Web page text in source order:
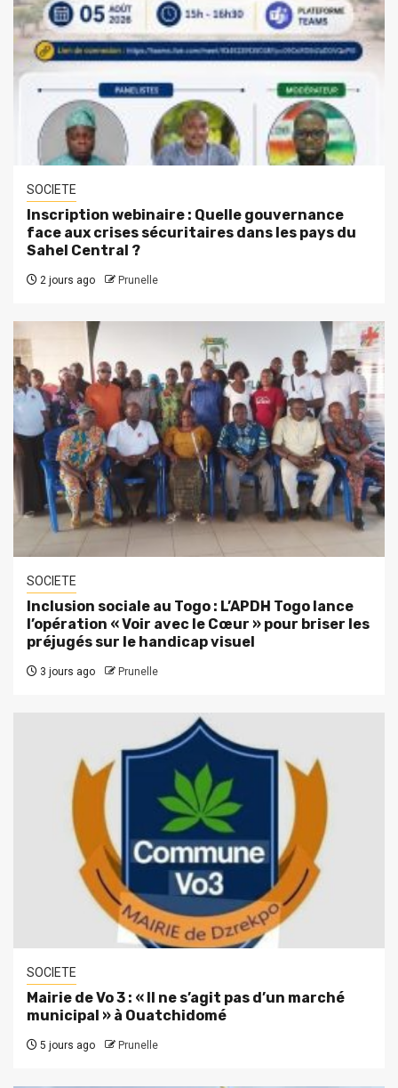
SOCIETE
Inscription webinaire : Quelle gouvernance
face aux crises sécuritaires dans les pays du
Sahel Central ?
2 jours ago Prunelle
SOCIETE
Inclusion sociale au Togo : L’APDH Togo lance
l’opération « Voir avec le Cœur » pour briser les
préjugés sur le handicap visuel
3 jours ago Prunelle
SOCIETE
Mairie de Vo 3 : « Il ne s’agit pas d’un marché
municipal » à Ouatchidomé
5 jours ago Prunelle